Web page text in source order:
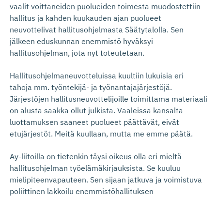
vaalit voittaneiden puolueiden toimesta muodostettiin
hallitus ja kahden kuukauden ajan puolueet
neuvottelivat hallitusohjelmasta Säätytalolla. Sen
jälkeen eduskunnan enemmistö hyväksyi
hallitusohjelman, jota nyt toteutetaan.
Hallitusohjelmaneuvotteluissa kuultiin lukuisia eri
tahoja mm. työntekijä- ja työnantajajärjestöjä.
Järjestöjen hallitusneuvottelijoille toimittama materiaali
on alusta saakka ollut julkista. Vaaleissa kansalta
luottamuksen saaneet puolueet päättävät, eivät
etujärjestöt. Meitä kuullaan, mutta me emme päätä.
Ay-liitoilla on tietenkin täysi oikeus olla eri mieltä
hallitusohjelman työelämäkirjauksista. Se kuuluu
mielipiteenvapauteen. Sen sijaan jatkuva ja voimistuva
poliittinen lakkoilu enemmistöhallituksen